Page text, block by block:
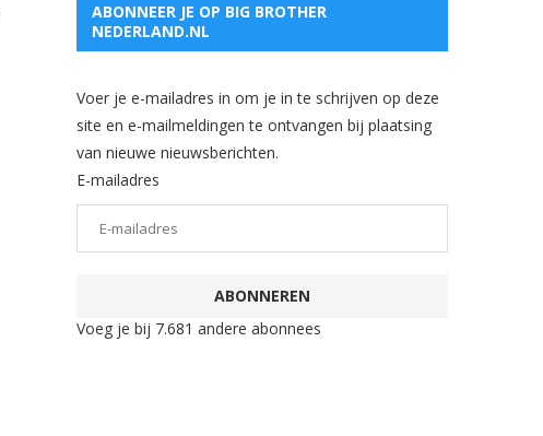
ABONNEER JE OP BIG BROTHER
NEDERLAND.NL
Voer je e-mailadres in om je in te schrijven op deze
site en e-mailmeldingen te ontvangen bij plaatsing
van nieuwe nieuwsberichten.
E-mailadres
ABONNEREN
Voeg je bij 7.681 andere abonnees